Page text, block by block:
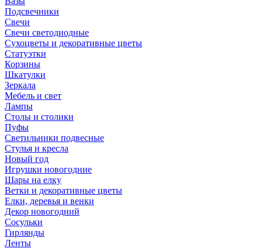
Подсвечники
Свечи
Свечи светодиодные
Сухоцветы и декоративные цветы
Статуэтки
Корзины
Шкатулки
Зеркала
Мебель и свет
Лампы
Столы и столики
Пуфы
Светильники подвесные
Стулья и кресла
Новый год
Игрушки новогодние
Шары на елку
Ветки и декоративные цветы
Елки, деревья и венки
Декор новогодний
Сосульки
Гирлянды
Ленты